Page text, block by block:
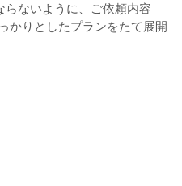
らないように、ご依頼内容
かりとしたプランをたて展開